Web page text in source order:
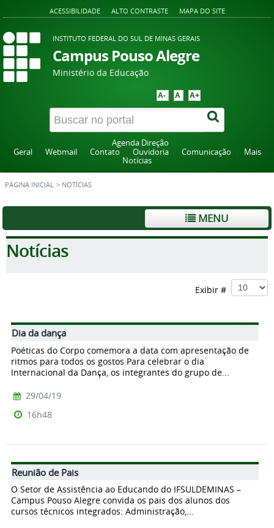
ACESSIBILIDADE ALTO CONTRASTE MAPA DO SITE
INSTITUTO FEDERAL DO SUL DE MINAS GERAIS
Campus Pouso Alegre
Ministério da Educação
A- A A+
Agenda Direção
Geral
Webmail Contato Ouvidoria Comunicação
Mais
Notícias
PÁGINA INICIAL > NOTÍCIAS
MENU
Notícias
Exibir #
Dia da dança
Poéticas do Corpo comemora a data com apresentação de
ritmos para todos os gostos Para celebrar o dia
Internacional da Dança, os integrantes do grupo de...
29/04/19
16h48
Reunião de Pais
O Setor de Assistência ao Educando do IFSULDEMINAS –
Campus Pouso Alegre convida os pais dos alunos dos
cursos técnicos integrados: Administração,...